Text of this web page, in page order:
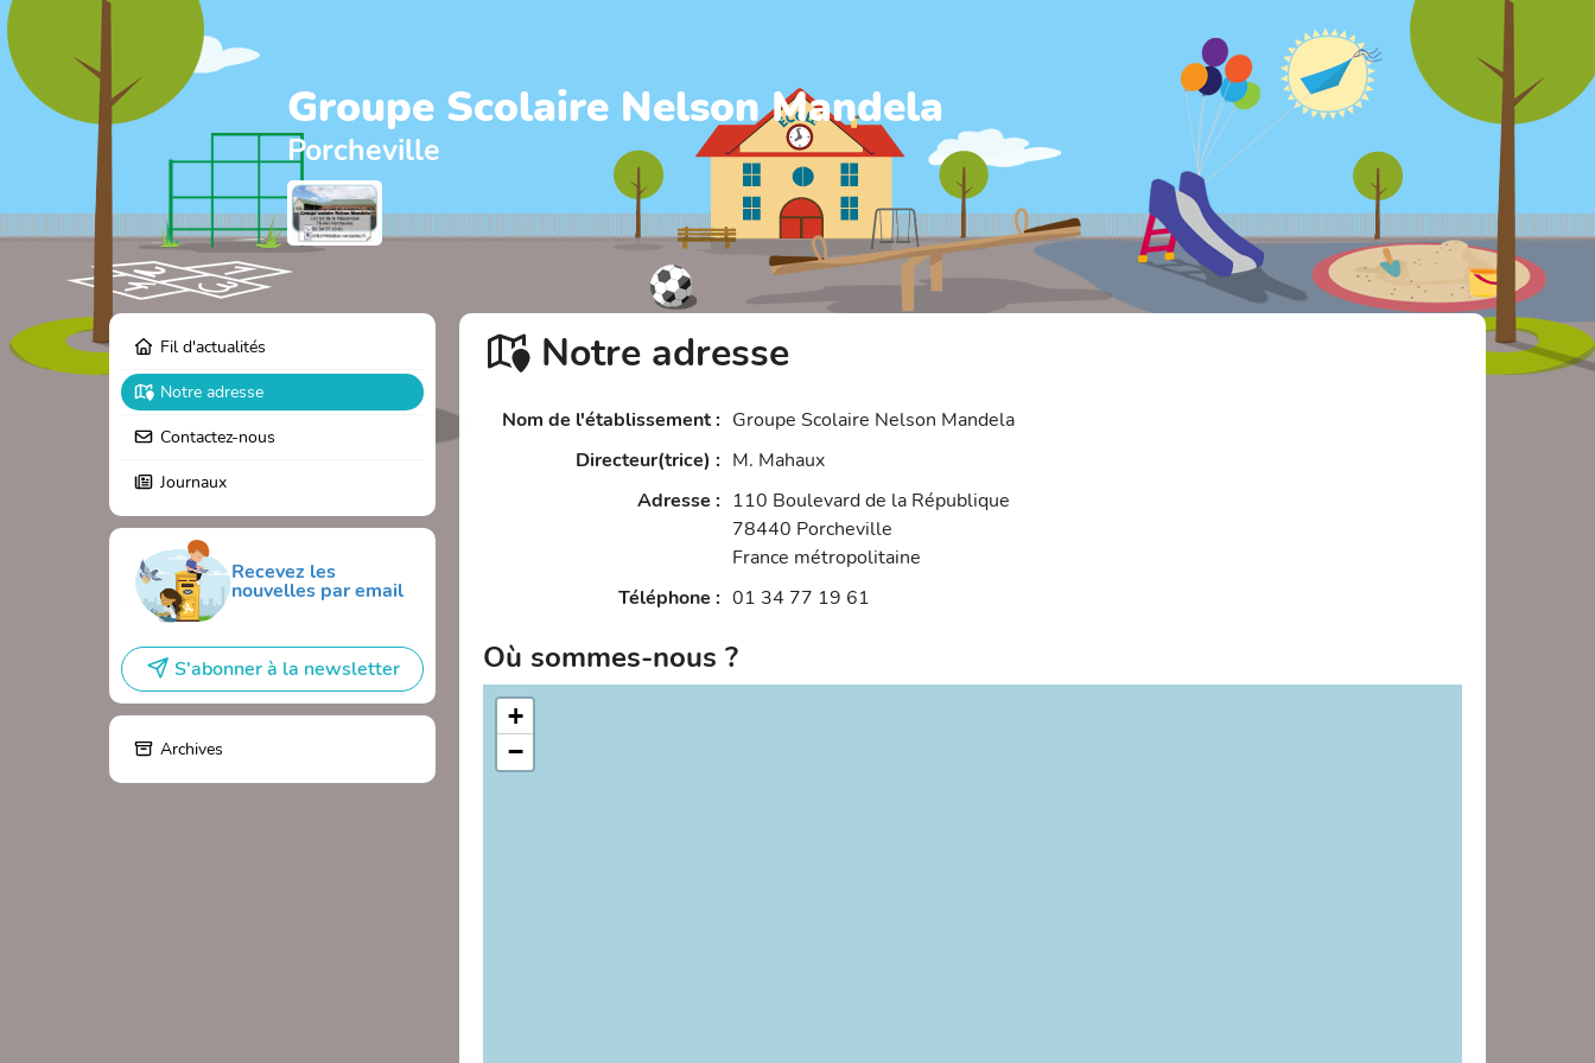
Groupe Scolaire Nelson Mandela
Porcheville
Fil d'actualités
Notre adresse
Contactez-nous
Journaux
Recevez les
nouvelles par email
S'abonner à la newsletter
Archives
Notre adresse
Nom de l'établissement : Groupe Scolaire Nelson Mandela
Directeur(trice) : M. Mahaux
Adresse : 110 Boulevard de la République
78440 Porcheville
France métropolitaine
Téléphone : 01 34 77 19 61
Où sommes-nous ?
+
−